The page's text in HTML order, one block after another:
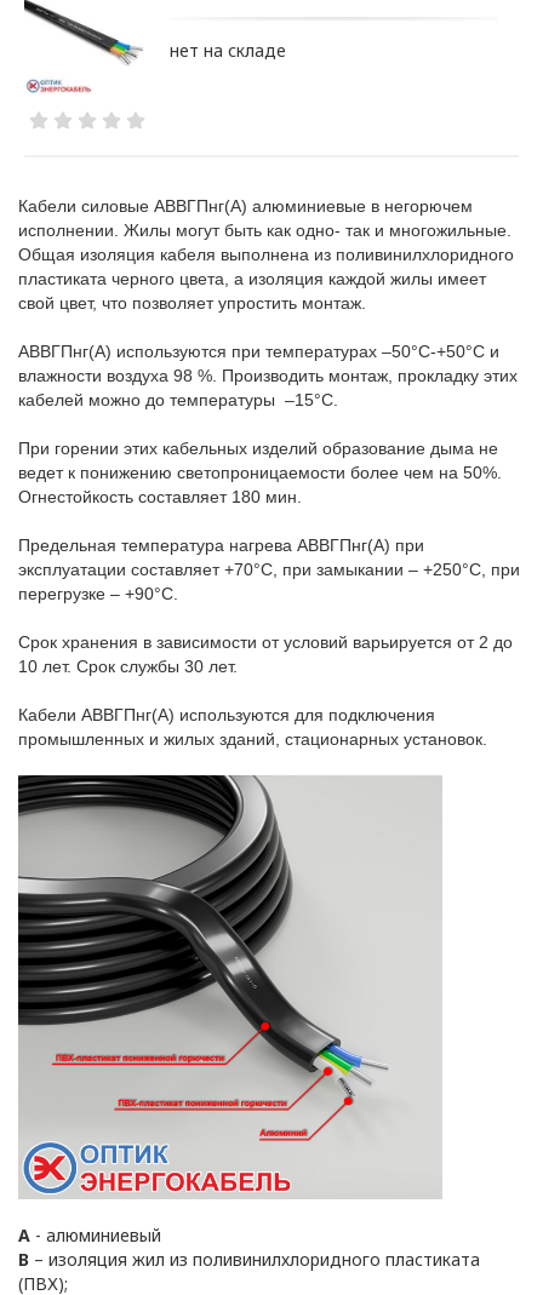
нет на складе
Кабели силовые АВВГПнг(А) алюминиевые в негорючем
исполнении. Жилы могут быть как одно- так и многожильные.
Общая изоляция кабеля выполнена из поливинилхлоридного
пластиката черного цвета, а изоляция каждой жилы имеет
свой цвет, что позволяет упростить монтаж.
АВВГПнг(А) используются при температурах –50°С-+50°С и
влажности воздуха 98 %. Производить монтаж, прокладку этих
кабелей можно до температуры –15°С.
При горении этих кабельных изделий образование дыма не
ведет к понижению светопроницаемости более чем на 50%.
Огнестойкость составляет 180 мин.
Предельная температура нагрева АВВГПнг(А) при
эксплуатации составляет +70°С, при замыкании – +250°С, при
перегрузке – +90°С.
Срок хранения в зависимости от условий варьируется от 2 до
10 лет. Срок службы 30 лет.
Кабели АВВГПнг(А) используются для подключения
промышленных и жилых зданий, стационарных установок.
А - алюминиевый
В – изоляция жил из поливинилхлоридного пластиката
(ПВХ);
ПОЛИТИКА
ОПЕРАТОРА